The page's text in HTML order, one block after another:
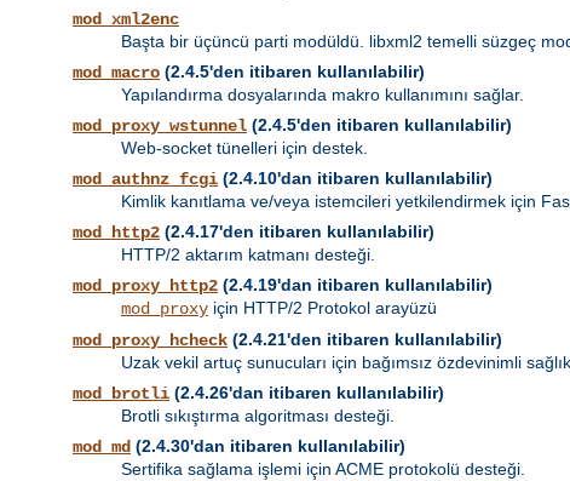
mod_xml2enc
Başta bir üçüncü parti modüldü. libxml2 temelli süzgeç
mod_macro (2.4.5'den itibaren kullanılabilir)
Yapılandırma dosyalarında makro kullanımını sağlar.
mod_proxy_wstunnel (2.4.5'den itibaren kullanılabilir)
Web-socket tünelleri için destek.
mod_authnz_fcgi (2.4.10'dan itibaren kullanılabilir)
Kimlik kanıtlama ve/veya istemcileri yetkilendirmek için
mod_http2 (2.4.17'den itibaren kullanılabilir)
HTTP/2 aktarım katmanı desteği.
mod_proxy_http2 (2.4.19'dan itibaren kullanılabilir)
mod_proxy için HTTP/2 Protokol arayüzü
mod_proxy_hcheck (2.4.21'den itibaren kullanılabilir)
Uzak vekil artuç sunucuları için bağımsız özdevinimli
mod_brotli (2.4.26'dan itibaren kullanılabilir)
Brotli sıkıştırma algoritması desteği.
mod_md (2.4.30'dan itibaren kullanılabilir)
Sertifika sağlama işlemi için ACME protokolü desteği.